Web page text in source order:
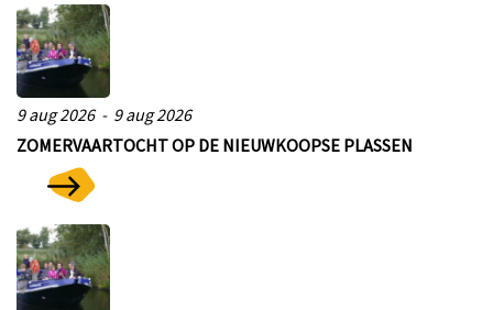
9 aug 2026 - 9 aug 2026
ZOMERVAARTOCHT OP DE NIEUWKOOPSE PLASSEN